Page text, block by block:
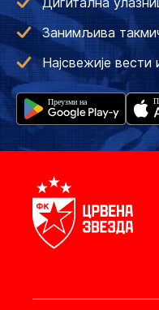
Занимљива
Најсвежије вести